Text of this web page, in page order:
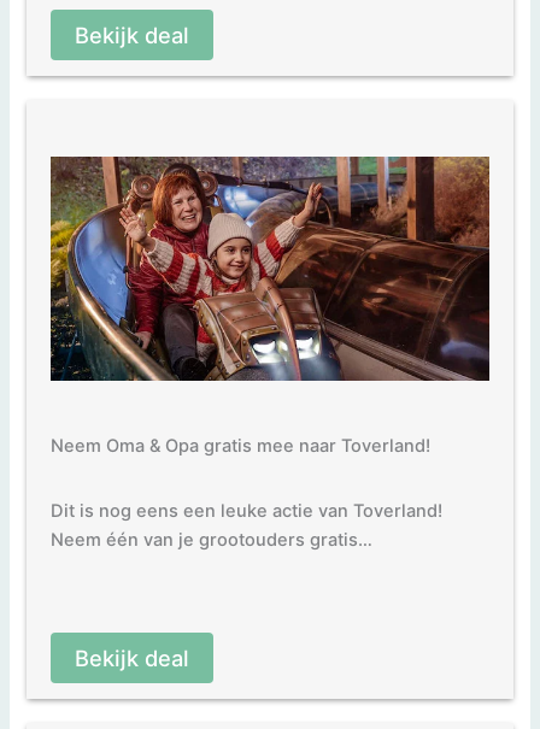
Bekijk deal
Neem Oma & Opa gratis mee naar Toverland!
Dit is nog eens een leuke actie van Toverland!
Neem één van je grootouders gratis…
Bekijk deal